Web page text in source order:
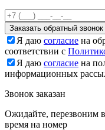
Заказать обратный звонок
Я даю согласие на
соответствии с
Я даю согласие на
информационных
Звонок заказан
Ожидайте, перезвоним
время на номер